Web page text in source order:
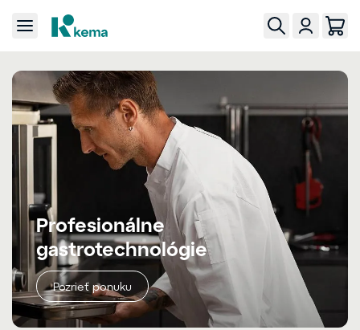
Profesionálne
gastrotechnológie
Pozrieť ponuku